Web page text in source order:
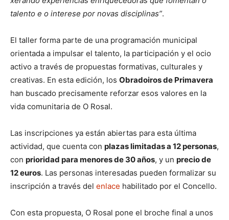
talento e o interese por novas disciplinas”.
El taller forma parte de una programación municipal
orientada a impulsar el talento, la participación y el ocio
activo a través de propuestas formativas, culturales y
creativas. En esta edición, los Obradoiros de Primavera
han buscado precisamente reforzar esos valores en la
vida comunitaria de O Rosal.
Las inscripciones ya están abiertas para esta última
actividad, que cuenta con plazas limitadas a 12 personas,
con prioridad para menores de 30 años, y un precio de
12 euros. Las personas interesadas pueden formalizar su
inscripción a través del enlace habilitado por el Concello.
Con esta propuesta, O Rosal pone el broche final a unos